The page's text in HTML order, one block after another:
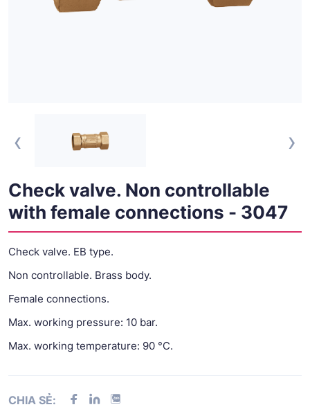
‹ ›
Check valve. Non controllable
with female connections - 3047
Check valve. EB type.
Non controllable. Brass body.
Female connections.
Max. working pressure: 10 bar.
Max. working temperature: 90 °C.
CHIA SẺ: